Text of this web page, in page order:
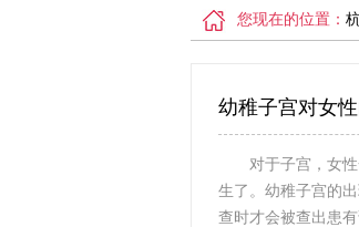
您现在的位置：
幼稚子宫对女
对于子宫，女
生了。幼稚子宫的
查时才会被查出患